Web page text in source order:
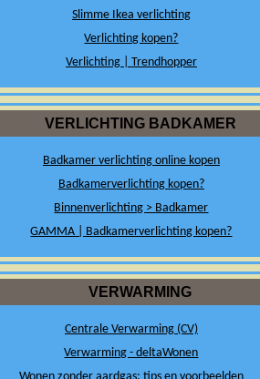
Slimme Ikea verlichting
Verlichting kopen?
Verlichting | Trendhopper
VERLICHTING BADKAMER
Badkamer verlichting online kopen
Badkamerverlichting kopen?
Binnenverlichting > Badkamer
GAMMA | Badkamerverlichting kopen?
VERWARMING
Centrale Verwarming (CV)
Verwarming - deltaWonen